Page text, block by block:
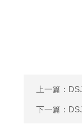
上一篇：
下一篇：